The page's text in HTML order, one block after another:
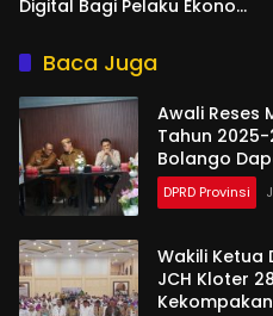
Digital Bagi Pelaku Ekonomi
Baca Juga
Awali Reses
Tahun
Bolango
DPRD Provinsi
Wakili Ketua
JCH Kloter